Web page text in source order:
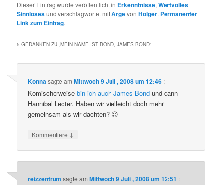
Dieser Eintrag wurde veröffentlicht in Erkenntnisse,Wertvolles
Sinnlosesund verschlagwortet mitArgevonHolger. Permanenter
Link zum Eintrag.
5 GEDANKEN ZU „MEIN NAME IST BOND, JAMES BOND“
Konna sagte amMittwoch 9 Juli , 2008 um 12:46 :
Komischerweisebin ich auch James Bond und dann
Hannibal Lecter. Haben wir vielleicht doch mehr
gemeinsam als wir dachten? 😉
Kommentiere ↓
reizzentrum sagte amMittwoch 9 Juli , 2008 um 12:51 :